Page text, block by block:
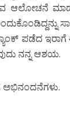
ಆಲೋಚನೆ
ಪಡೆದ
ನನ್ನ ಆಶಯ.
ಅಭಿನಂದನೆಗಳು.